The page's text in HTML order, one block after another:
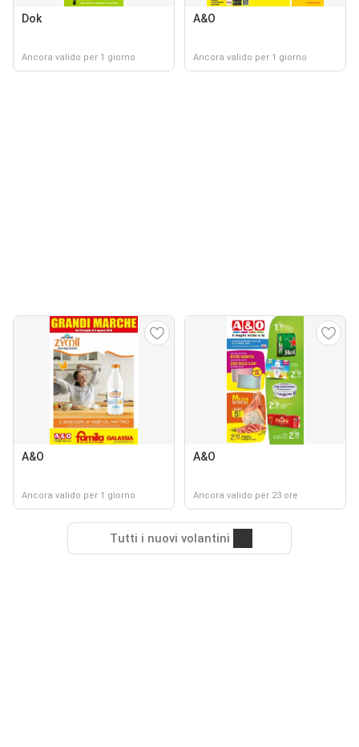
Dok
Ancora valido per 1 giorno
A&O
Ancora valido per 1 giorno
A&O
Ancora valido per 1 giorno
A&O
Ancora valido per 23 ore
Tutti i nuovi volantini